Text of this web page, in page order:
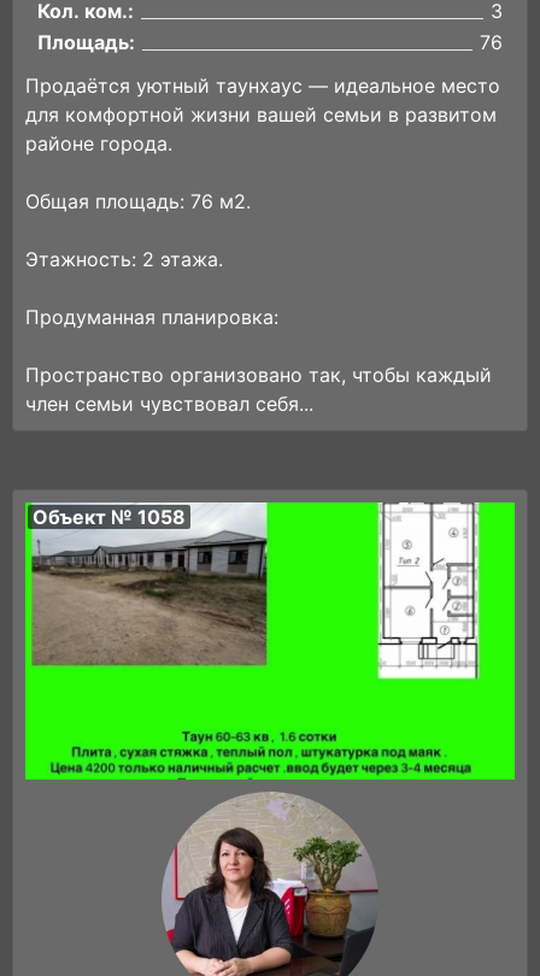
Кол. ком.:
3
Площадь:
76
Продаётся уютный таунхаус — идеальное место
для комфортной жизни вашей семьи в развитом
районе города.
Общая площадь: 76 м2.
Этажность: 2 этажа.
Продуманная планировка:
Пространство организовано так, чтобы каждый
член семьи чувствовал себя...
Объект № 1058